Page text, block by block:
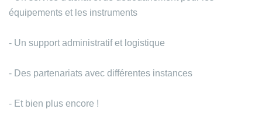
équipements et les instruments
- Un support administratif et logistique
- Des partenariats avec différentes instances
- Et bien plus encore !